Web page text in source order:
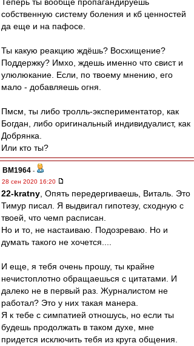
собственную систему боления и кб ценностей
да еще и на пафосе.
Ты какую реакцию ждёшь? Восхищение?
Поддержку? Имхо, ждешь именно что свист и
улюлюкание. Если, по твоему мнению, его
мало - добавляешь огня.
Пмсм, ты либо тролль-экспериментатор, как
Богдан, либо оригинальный индивидуалист, как
Добрянка.
Или кто ты?
BM1964 -
28 сен 2020 16:20
22-kratny , Опять передергиваешь, Виталь. Это
Тимур писал. Я выдвигал гипотезу, сходную с
твоей, что чемп расписан.
Но и то, не настаиваю. Подозреваю. Но и
думать такого не хочется....
И еще, я тебя очень прошу, ты крайне
нечистоплотно обращаешься с цитатами. И
далеко не в первый раз. Журналистом не
работал? Это у них такая манера.
Я к тебе с симпатией отношусь, но если ты
будешь продолжать в таком духе, мне
придется исключить тебя из круга общения.